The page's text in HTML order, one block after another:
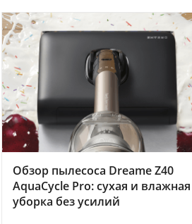
Обзор пылесоса Dreame Z40
AquaCycle Pro: сухая и влажная
уборка без усилий